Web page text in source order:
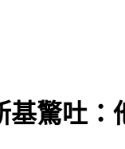
基驚吐：